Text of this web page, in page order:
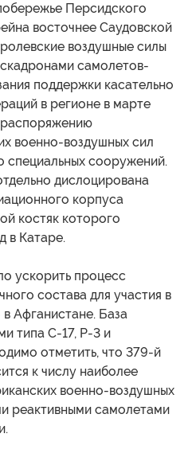
Персидского
восточнее Саудовской
воздушные силы
самолетов-
поддержки касательно
в регионе в марте
военно-воздушных сил
специальных сооружений.
дислоцирована
корпуса
костяк которого
в Катаре.
ускорить процесс
состава для участия в
Афганистане. База
типа С-17, Р-3 и
отметить, что 379-й
к числу наиболее
военно-воздушных
реактивными самолетами